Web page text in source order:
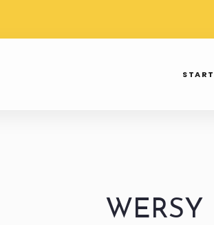
START
WERSY